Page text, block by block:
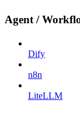
Agent /
Dify
n8n
LiteLLM